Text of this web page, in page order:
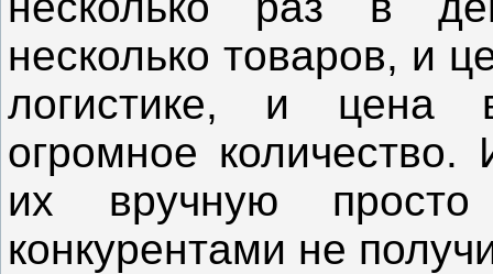
несколько товаров, и
логистике, и цена
огромное количество.
их вручную
конкурентами не